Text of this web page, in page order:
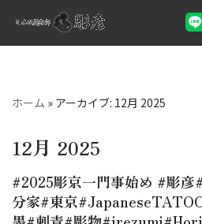
コ
ン
へ
キ
ッ
プ
ホーム » アーカイブ: 12月 2025
12月 2025
#2025彫京一門事始め #彫
分家#東京